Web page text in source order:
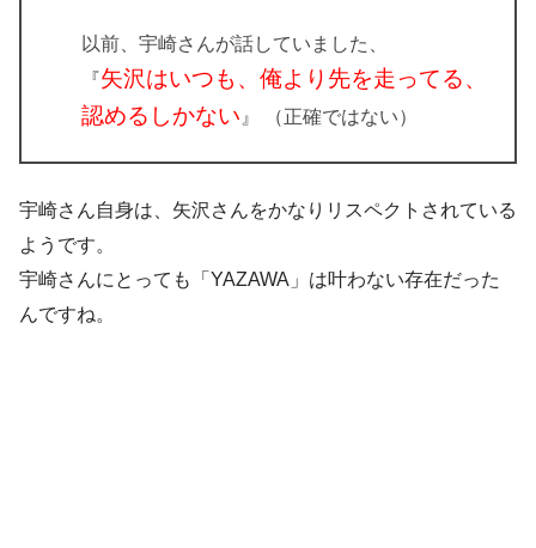
以前、宇崎さんが話していました、
『矢沢はいつも、俺より先を走ってる、
認めるしかない 』 （正確ではない）
宇崎さん自身は、矢沢さんをかなりリスペクトされている
ようです。
宇崎さんにとっても「YAZAWA」は叶わない存在だった
んですね。